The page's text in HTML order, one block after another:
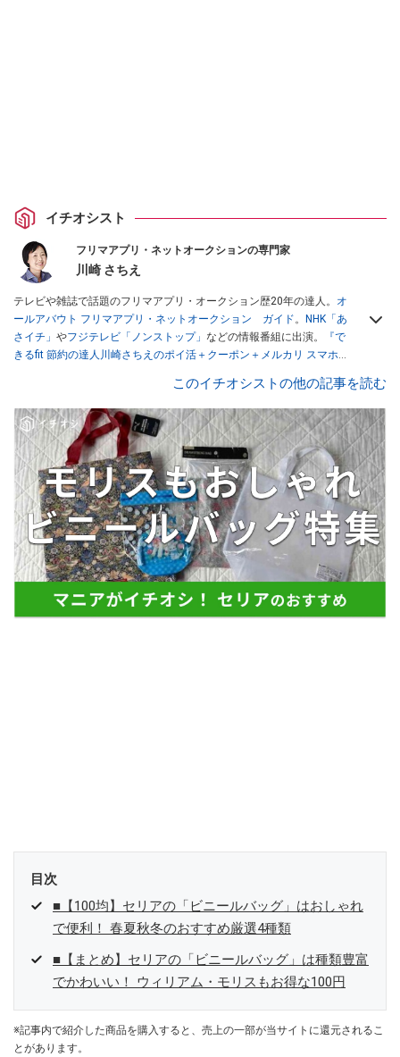
イチオシスト
フリマアプリ・ネットオークションの専門家
川崎 さちえ
テレビや雑誌で話題のフリマアプリ・オークション歴20年の達人。 オ
ールアバウト フリマアプリ・ネットオークション ガイド。
NHK「あ
さイチ」 やフジテレビ「ノンストップ」 などの情報番組に出演。
『で
きるfit 節約の達人川崎さちえのポイ活＋クーポン＋メルカリ スマホで
スマホ1つでスキマ時間に効率的に稼ぐ！』（翔泳社刊） ほか著書多
数。ブログは「川崎さちえのごちゃまぜ日記」。
■経歴：2003年、夫が子育てをするために、突然会社を辞める。翌月
からの給料が０円になり、家にいながら、しかも空いた時間でできる
オークションに目をつける。しかし、取引の仕方がわからずに、まず
は落札者として参加。その後、出品者側にまわり、家の中の物を出品
しまくる。出品する物がほぼなくなってからは、仕入れを経験。ネッ
トオークションを生活の一部に取り入れるべく、「ネットオークショ
ンやフリマアプリは生活のインフラになる」という考えを持つ。また
消費税増税の社会においては、ネットオークションやフリマアプリが
家計の救世主になりえると考え、業者とは違う視点でユーザーとして
このイチオシストの他の記事を読む
目次
■【100均】セリアの「ビニールバッグ」はおしゃれ
で便利！ 春夏秋冬のおすすめ厳選4種類
■【まとめ】セリアの「ビニールバッグ」は種類豊富
でかわいい！ ウィリアム・モリスもお得な100円
※記事内で紹介した商品を購入すると、売上の一部が当サイトに還元されるこ
とがあります。